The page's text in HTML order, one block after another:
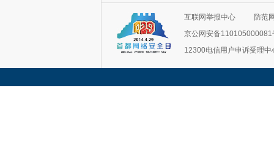
互联网举报中心
防范
京公网安备110105000081
12300电信用户申诉受理中